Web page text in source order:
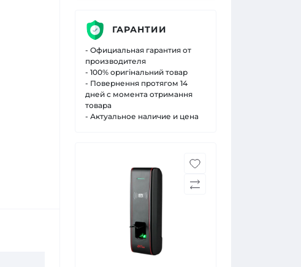
ГАРАНТИИ
- Официальная гарантия от
производителя
- 100% оригінальний товар
- Повернення протягом 14
дней с момента отримання
товара
- Актуальное наличие и цена